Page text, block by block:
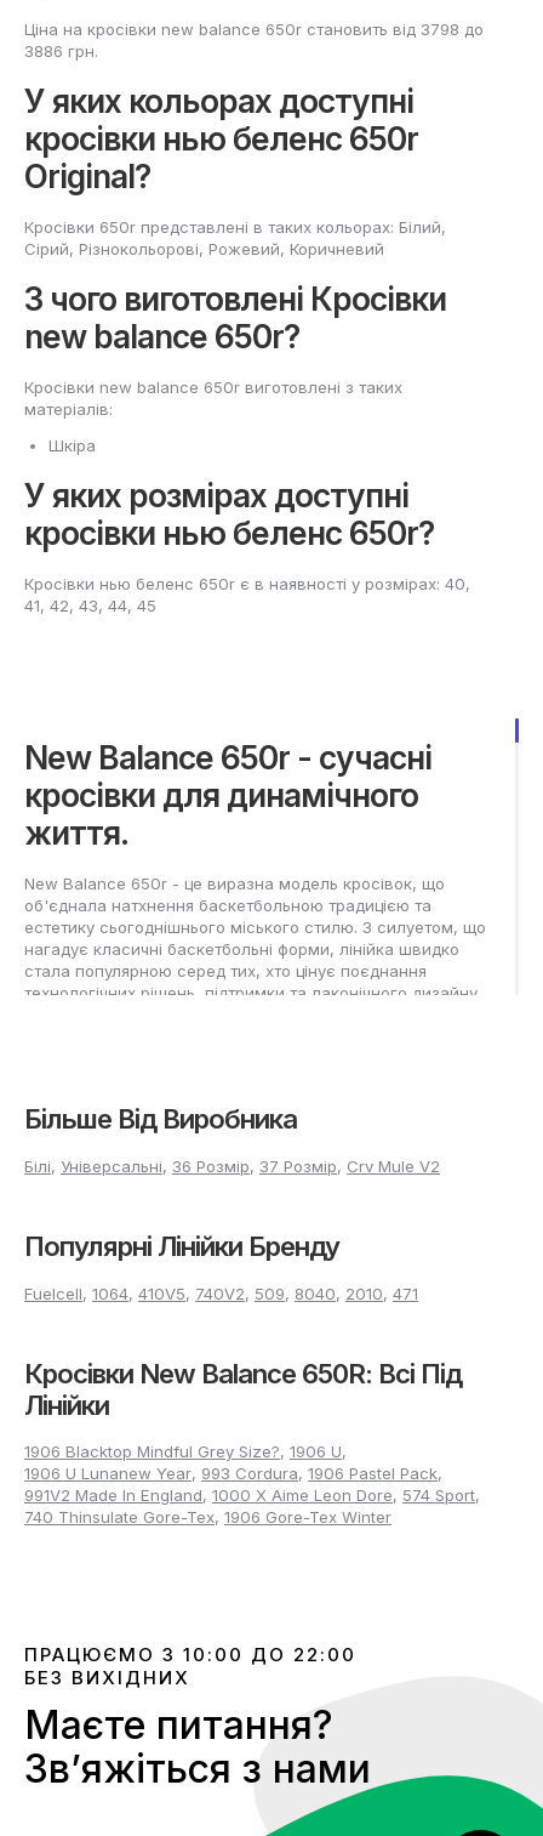
Ціна на кросівки new balance 650r становить від 3798 до
3886 грн.
У яких кольорах доступні
кросівки нью беленс 650r
Original?
Кросівки 650r представлені в таких кольорах: Білий,
Сірий, Різнокольорові, Рожевий, Коричневий
З чого виготовлені Кросівки
new balance 650r?
Кросівки new balance 650r виготовлені з таких
матеріалів:
Шкіра
У яких розмірах доступні
кросівки нью беленс 650r?
Кросівки нью беленс 650r є в наявності у розмірах: 40,
41, 42, 43, 44, 45
New Balance 650r - сучасні
кросівки для динамічного
життя.
New Balance 650r - це виразна модель кросівок, що
об'єднала натхнення баскетбольною традицією та
естетику сьогоднішнього міського стилю. З силуетом, що
нагадує класичні баскетбольні форми, лінійка швидко
стала популярною серед тих, хто цінує поєднання
технологічних рішень, підтримки та лаконічного дизайну.
Порівняльний аналіз New
Balance 650r
модифікацій, що відрізняються своїм призначенням та
зовнішнім виглядом.
New Balance 650r Low
Особливість цієї версії - низький профіль, що відповідає
запитам повсякденних образів. Така посадка відмінно
підходить для щоденної експлуатації, легко поєднується з
універсальністю.
New Balance 650r High
New Balance 650r Mid
Середньовисока модель - ідеальний варіант для тих,
кому важливий баланс між достатньою підтримкою та
мобільністю. Підходить для тих, хто шукає
функціональності в універсальному дизайні.
Знакові колаборації лінійки
Більше Від Виробника
Білі, Універсальні, 36 Розмір, 37 Розмір, Crv Mule V2
Популярні Лінійки Бренду
Fuelcell, 1064, 410V5, 740V2, 509, 8040, 2010, 471
Кросівки New Balance 650R: Всі Пiд
Лінійки
1906 Blacktop Mindful Grey Size?, 1906 U,
1906 U Lunanew Year, 993 Cordura, 1906 Pastel Pack,
991V2 Made In England, 1000 X Aime Leon Dore, 574 Sport,
740 Thinsulate Gore-Tex, 1906 Gore-Tex Winter
ПРАЦЮЄМО З 10:00 ДО 22:00
БЕЗ ВИХІДНИХ
Маєте питання?
Звʼяжіться з нами